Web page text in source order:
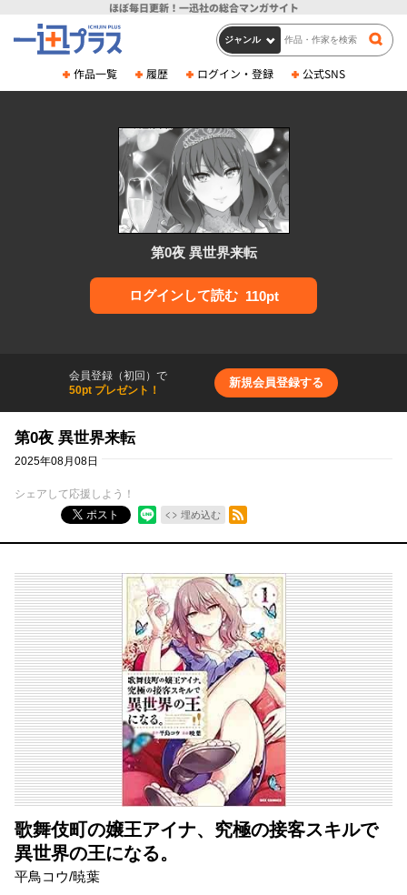
ほぼ毎日更新！ 一迅社の総合マンガサイト
作品一覧 履歴 ログイン・登録 公式SNS
第0夜 異世界来転
ログインして読む 110pt
会員登録（初回）で
50pt プレゼント！
新規会員登録する
第0夜 異世界来転
2025年08月08日
シェアして応援しよう！
ポスト
埋め込む
RSSフィード
歌舞伎町の嬢王アイナ、究極の接客スキルで
異世界の王になる。
平鳥コウ/暁葉